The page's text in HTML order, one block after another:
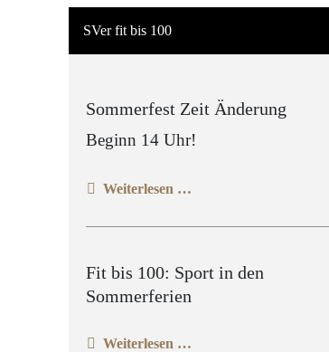
SVer fit bis 100
Sommerfest Zeit Änderung
Beginn 14 Uhr!
Weiterlesen …
Fit bis 100: Sport in den
Sommerferien
Weiterlesen …